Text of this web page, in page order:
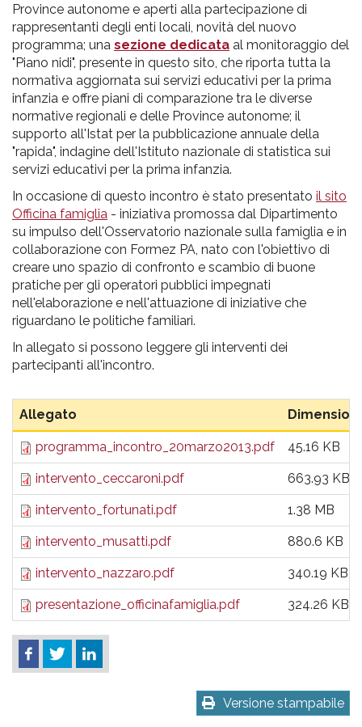
Province autonome e aperti alla partecipazione di
rappresentanti degli enti locali, novità del nuovo
programma; una sezione dedicata al monitoraggio del
"Piano nidi", presente in questo sito, che riporta tutta la
normativa aggiornata sui servizi educativi per la prima
infanzia e offre piani di comparazione tra le diverse
normative regionali e delle Province autonome; il
supporto all'Istat per la pubblicazione annuale della
"rapida", indagine dell'Istituto nazionale di statistica sui
servizi educativi per la prima infanzia.
In occasione di questo incontro è stato presentato il sito
Officina famiglia - iniziativa promossa dal Dipartimento
su impulso dell'Osservatorio nazionale sulla famiglia e in
collaborazione con Formez PA, nato con l'obiettivo di
creare uno spazio di confronto e scambio di buone
pratiche per gli operatori pubblici impegnati
nell'elaborazione e nell'attuazione di iniziative che
riguardano le politiche familiari.
In allegato si possono leggere gli interventi dei
partecipanti all'incontro.
Allegato
programma_incontro_20marzo2013.pdf 45.16 KB
intervento_ceccaroni.pdf 663.93 KB
intervento_fortunati.pdf 1.38 MB
intervento_musatti.pdf 880.6 KB
intervento_nazzaro.pdf 340.19 KB
presentazione_officinafamiglia.pdf 324.26 KB
Versione stampabile